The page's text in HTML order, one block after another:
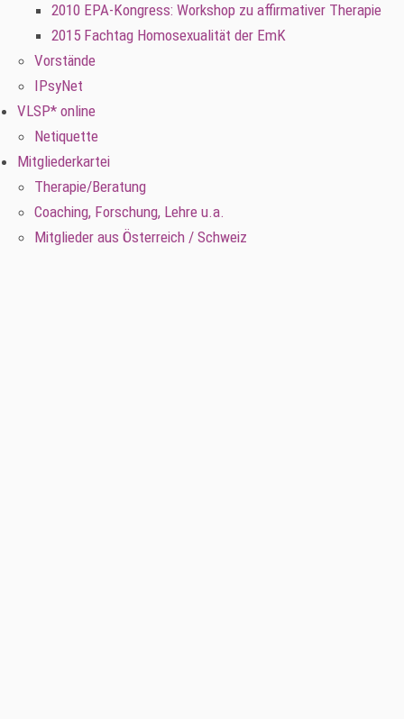
2010 EPA-Kongress: Workshop zu affirmativer Therapie
2015 Fachtag Homosexualität der EmK
Vorstände
IPsyNet
VLSP* online
Netiquette
Mitgliederkartei
Therapie/Beratung
Coaching, Forschung, Lehre u.a.
Mitglieder aus Österreich / Schweiz